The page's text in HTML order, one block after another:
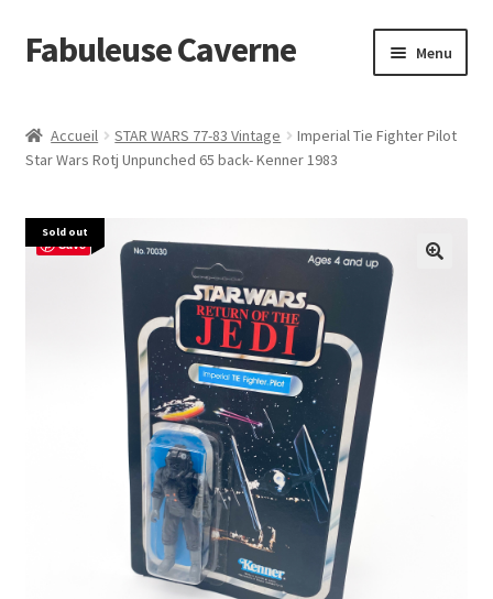
Aller
à
navigation
Aller
au
Fabuleuse Caverne Menu
En boutique
enfant
Superflat Museum Murakami
En réapprovisionnement
Accueil STAR WARS 77-83 Vintage
Imperial Tie Fighter Pilot
Star Wars Rotj Unpunched 65 back- Kenner 1983
Sold out
Save